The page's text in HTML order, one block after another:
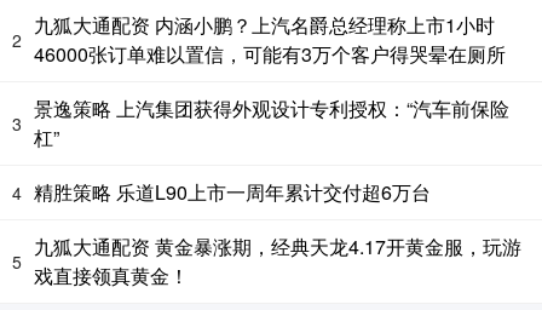
2
九狐大通配资 内涵小鹏？上汽名爵总经理称上市1小时
46000张订单难以置信，可能有3万个客户得哭晕在厕所
3
景逸策略 上汽集团获得外观设计专利授权：“汽车前保险
杠”
4 精胜策略 乐道L90上市一周年累计交付超6万台
5
九狐大通配资 黄金暴涨期，经典天龙4.17开黄金服，玩游
戏直接领真黄金！